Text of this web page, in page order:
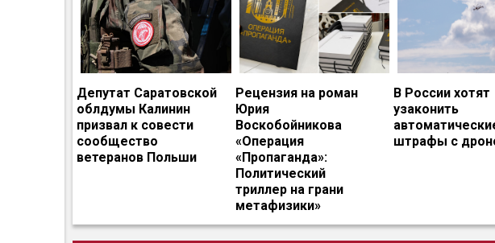
Депутат Саратовской
облдумы Калинин
призвал к совести
сообщество
ветеранов Польши
Рецензия на роман
Юрия
Воскобойникова
«Операция
«Пропаганда»:
Политический
триллер на грани
метафизики»
В России хотят
узаконить
штрафы с